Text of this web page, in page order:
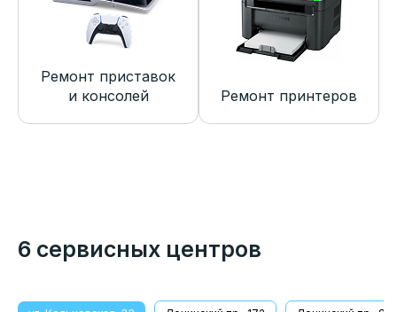
Ремонт приставок
и консолей
Ремонт принтеров
6 сервисных центров